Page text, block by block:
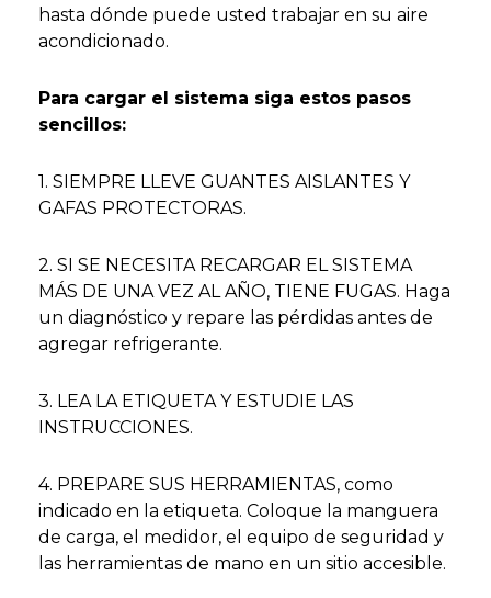
hasta dónde puede usted trabajar en su aire
acondicionado.
Para cargar el sistema siga estos pasos
sencillos:
1. SIEMPRE LLEVE GUANTES AISLANTES Y
GAFAS PROTECTORAS.
2. SI SE NECESITA RECARGAR EL SISTEMA
MÁS DE UNA VEZ AL AÑO, TIENE FUGAS. Haga
un diagnóstico y repare las pérdidas antes de
agregar refrigerante.
3. LEA LA ETIQUETA Y ESTUDIE LAS
INSTRUCCIONES.
4. PREPARE SUS HERRAMIENTAS, como
indicado en la etiqueta. Coloque la manguera
de carga, el medidor, el equipo de seguridad y
las herramientas de mano en un sitio accesible.